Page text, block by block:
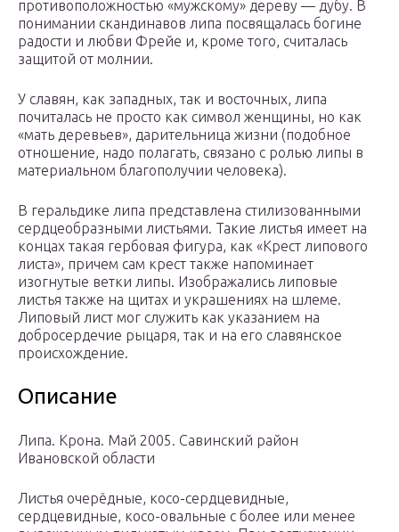
противоположностью «мужскому» дереву — дубу. В
понимании скандинавов липа посвящалась богине
радости и любви Фрейе и, кроме того, считалась
защитой от молнии.
У славян, как западных, так и восточных, липа
почиталась не просто как символ женщины, но как
«мать деревьев», дарительница жизни (подобное
отношение, надо полагать, связано с ролью липы в
материальном благополучии человека).
В геральдике липа представлена стилизованными
сердцеобразными листьями. Такие листья имеет на
концах такая гербовая фигура, как «Крест липового
листа», причем сам крест также напоминает
изогнутые ветки липы. Изображались липовые
листья также на щитах и украшениях на шлеме.
Липовый лист мог служить как указанием на
добросердечие рыцаря, так и на его славянское
происхождение.
Описание
Липа. Крона. Май 2005. Савинский район
Ивановской области
Листья очерёдные, косо-сердцевидные,
сердцевидные, косо-овальные с более или менее